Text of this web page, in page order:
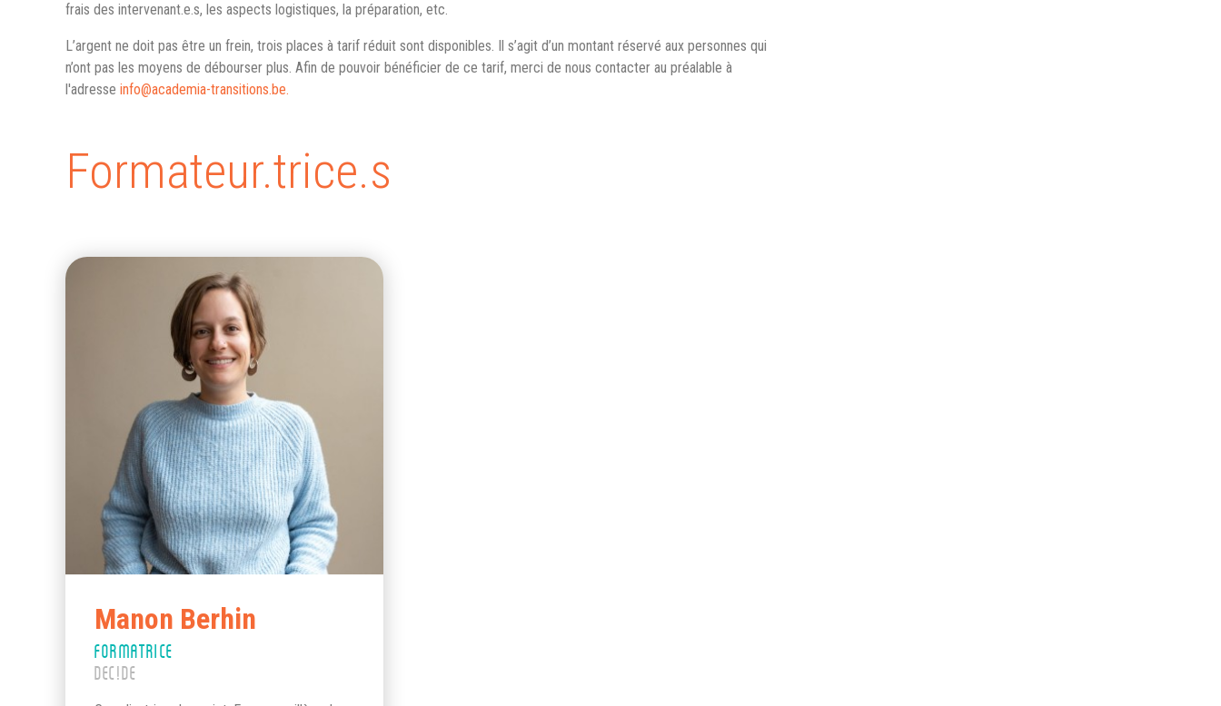
frais des intervenant.e.s, les aspects logistiques, la préparation, etc.
L’argent ne doit pas être un frein, trois places à tarif réduit sont disponibles. Il s’agit d’un montant réservé aux personnes qui
n’ont pas les moyens de débourser plus. Afin de pouvoir bénéficier de ce tarif, merci de nous contacter au préalable à
l'adresse info@academia-transitions.be.
Formateur.trice.s
Manon Berhin
FORMATRICE
DEC!DE